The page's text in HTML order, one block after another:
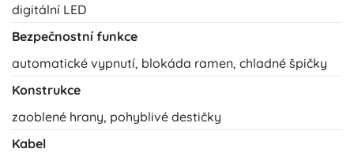
digitální LED
Bezpečnostní funkce
automatické vypnutí, blokáda ramen, chladné špičky
Konstrukce
zaoblené hrany, pohyblivé destičky
Kabel